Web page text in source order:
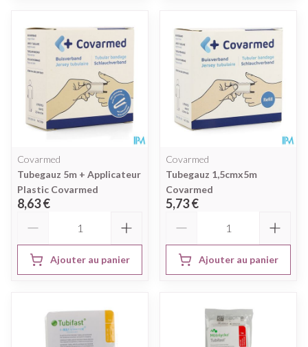
Covarmed
Tubegauz 5m + Applicateur
Plastic Covarmed
8,63 €
Ajouter au panier
Covarmed
Tubegauz 1,5cmx5m
Covarmed
5,73 €
Ajouter au panier